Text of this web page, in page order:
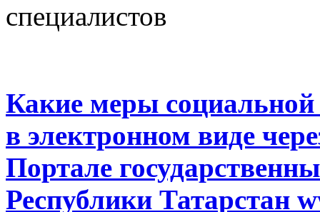
специалистов
Какие меры
в электронном виде
Портале
Республики Татарстан